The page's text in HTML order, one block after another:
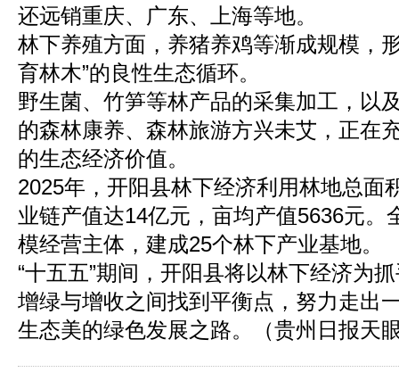
还远销重庆、广东、上海等地。
林下养殖方面，养猪养鸡等渐成规模，
育林木”的良性生态循环。
野生菌、竹笋等林产品的采集加工，以
的森林康养、森林旅游方兴未艾，正在
的生态经济价值。
2025年，开阳县林下经济利用林地总面
业链产值达14亿元，亩均产值5636元。
模经营主体，建成25个林下产业基地。
“十五五”期间，开阳县将以林下经济为
增绿与增收之间找到平衡点，努力走出
生态美的绿色发展之路。（贵州日报天